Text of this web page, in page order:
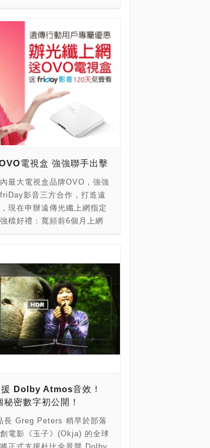
型手機存取圖片，並透過
My Cloud個人雲端儲存裝
分享內容。 Western
，是個可以讓你把照片、影
份的個人雲端儲存裝置。更
Cloud個人雲端系統，你可
檔案、串流播放媒體，以及
全無虞，因為所有的資料都
雲端，並由自己全權掌控。
3進行每日更新連載，聯手
怖傳說，包括紅衣小女孩、魔
動起來，突破傳統閱讀方式
親密互動，共20篇作品讓台
境的透心涼！除此以外，於
期間，在特輯中完成恐怖任
3點（限量12萬名）！
體驗鬼哭神嚎的驚悚時刻
月推出首部萬聖節AR恐怖實
上的熱烈討論後，LINE
在地化的恐怖寫實題材受到
別於以往都是韓國作家創作
今年特別邀請超人氣作品
新再愛？》的創作者妖子、
《黑盒子》作者Pony等二十
更能身歷其境的感到透心
描述台灣民間傳說、民俗禁
於台灣鄉鎮景點的恐怖傳說
財物而遭到厄運纏身的《侵
投埔里一帶的平埔族巫女的
結合山中魔神仔傳說與人性
以及著名紅衣小女孩故事改
眾多改編自台灣的鬼故事內
罷不能的新閱讀體驗！ 於
態特輯》活動期間8/18-9/1
作品，累積按滿13個愛心數
獲得LINE Points 3點（限
WEBTOON未來會持續深
電視盒 強強聯手出擊
最大電視盒品牌OVO，強強
影音三方合作，打造遠
現在申辦遠傳光纖上網指定
檔好禮：寬頻前6個月上網
片看到飽、再享前6個月帳單
組合，只有遠傳用戶才享有
就快來申辦！ 愈來愈多人在
並搭配電視盒，取代家中有
精打細算省去每月有線電視
視盒更提供了更多更新的戲劇
此次特地與OVO電視盒合作
禮2：免費贈OVO純白電視
！ 好禮3：申辦光纖100M以
120天免費看！ OVO電視盒
APP，內建APP包含friDay
、Vidol、愛爾達、
Dolby Atmos音效！
秘密數字初公開！
長 Greg Peters 稍早於部落
電影《玉子》(Okja) 的全球